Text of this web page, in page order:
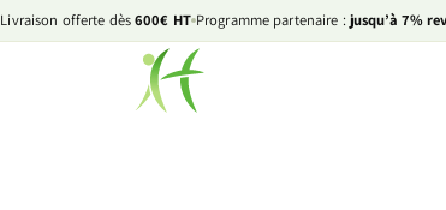
Livraison offerte dès600€ HT Programme partenaire :jusqu’à 7%